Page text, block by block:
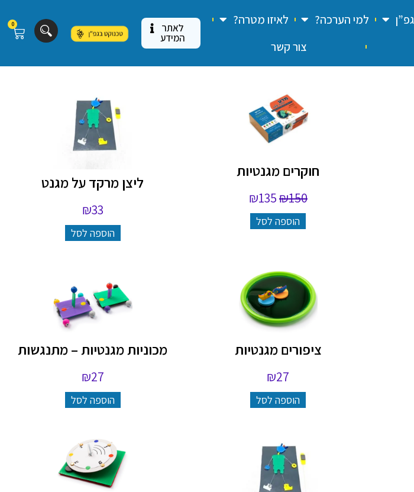
למי הערכה?
לאיזו מטרה?
צור קשר
לאתר
המידע
0
חוקרים מגנטיות
₪150
₪135
הוספה לסל
ליצן מרקד על מגנט
₪33
הוספה לסל
ציפורים מגנטיות
₪27
הוספה לסל
מכוניות מגנטיות – מתנגשות
₪27
הוספה לסל